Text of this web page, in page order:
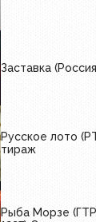
Заставка
Русское лото
тираж
Рыба Морзе